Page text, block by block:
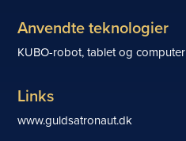
Anvendte teknologier
KUBO-robot, tablet og computer
Links
www.guldsatronaut.dk